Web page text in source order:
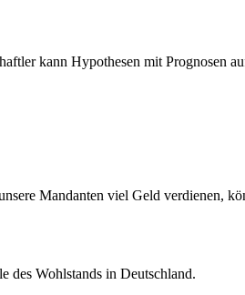
kann Hypothesen mit Prognosen
Mandanten viel Geld verdienen,
des Wohlstands in Deutschland.